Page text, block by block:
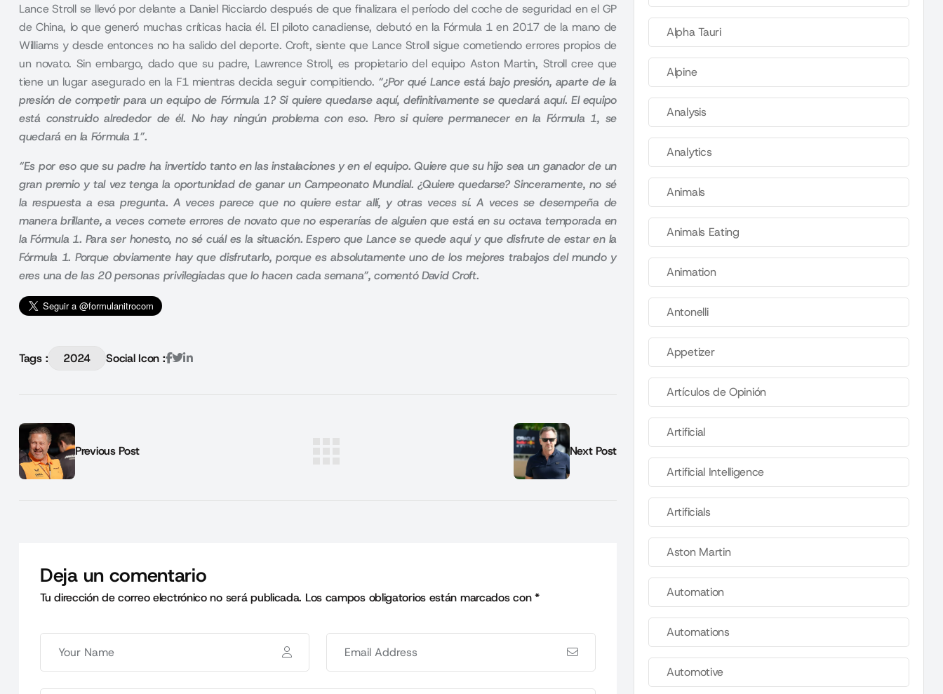
Lance Stroll se llevó por delante a Daniel Ricciardo después de que finalizara el período del coche de seguridad en el GP
de China, lo que generó muchas críticas hacia él. El piloto canadiense, debutó en la Fórmula 1 en 2017 de la mano de
Williams y desde entonces no ha salido del deporte. Croft, siente que Lance Stroll sigue cometiendo errores propios de
un novato. Sin embargo, dado que su padre, Lawrence Stroll, es propietario del equipo Aston Martin, Stroll cree que
tiene un lugar asegurado en la F1 mientras decida seguir compitiendo. “¿Por qué Lance está bajo presión, aparte de la
presión de competir para un equipo de Fórmula 1? Si quiere quedarse aquí, definitivamente se quedará aquí. El equipo
está construido alrededor de él. No hay ningún problema con eso. Pero si quiere permanecer en la Fórmula 1, se
quedará en la Fórmula 1”.
“Es por eso que su padre ha invertido tanto en las instalaciones y en el equipo. Quiere que su hijo sea un ganador de un
gran premio y tal vez tenga la oportunidad de ganar un Campeonato Mundial. ¿Quiere quedarse? Sinceramente, no sé
la respuesta a esa pregunta. A veces parece que no quiere estar allí, y otras veces sí. A veces se desempeña de
manera brillante, a veces comete errores de novato que no esperarías de alguien que está en su octava temporada en
la Fórmula 1. Para ser honesto, no sé cuál es la situación. Espero que Lance se quede aquí y que disfrute de estar en la
Fórmula 1. Porque obviamente hay que disfrutarlo, porque es absolutamente uno de los mejores trabajos del mundo y
eres una de las 20 personas privilegiadas que lo hacen cada semana”, comentó David Croft.
Tags : 2024 Social Icon :
Previous Post Next Post
Deja un comentario
Tu dirección de correo electrónico no será publicada. Los campos obligatorios están marcados con*
Alpha Tauri
Alpine
Analysis
Analytics
Animals
Animals Eating
Animation
Antonelli
Appetizer
Artículos de Opinión
Artificial
Artificial Intelligence
Artificials
Aston Martin
Automation
Automations
Automotive